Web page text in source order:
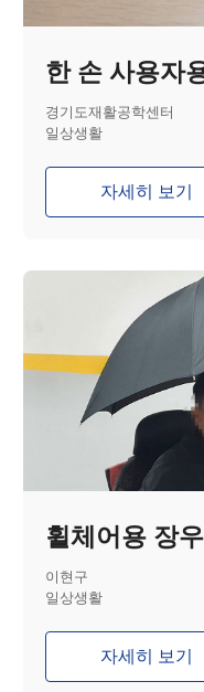
한 손 사용자
경기도재활공학센터
일상생활
자세히 보기
휠체어용 장
이현구
일상생활
자세히 보기